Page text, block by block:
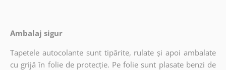
Ambalaj sigur
Tapetele autocolante sunt tipărite, rulate și apoi ambalate
cu grijă în folie de protecție. Pe folie sunt plasate benzi de